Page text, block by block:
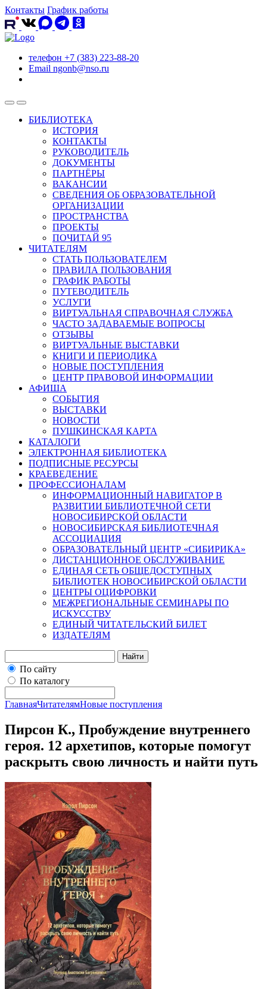
Контакты График работы
телефон +7 (383) 223-88-20
Email ngonb@nso.ru
БИБЛИОТЕКА
ИСТОРИЯ
КОНТАКТЫ
РУКОВОДИТЕЛЬ
ДОКУМЕНТЫ
ПАРТНЁРЫ
ВАКАНСИИ
СВЕДЕНИЯ ОБ ОБРАЗОВАТЕЛЬНОЙ
ОРГАНИЗАЦИИ
ПРОСТРАНСТВА
ПРОЕКТЫ
ПОЧИТАЙ 95
ЧИТАТЕЛЯМ
СТАТЬ ПОЛЬЗОВАТЕЛЕМ
ПРАВИЛА ПОЛЬЗОВАНИЯ
ГРАФИК РАБОТЫ
ПУТЕВОДИТЕЛЬ
УСЛУГИ
ВИРТУАЛЬНАЯ СПРАВОЧНАЯ СЛУЖБА
ЧАСТО ЗАДАВАЕМЫЕ ВОПРОСЫ
ОТЗЫВЫ
ВИРТУАЛЬНЫЕ ВЫСТАВКИ
КНИГИ И ПЕРИОДИКА
НОВЫЕ ПОСТУПЛЕНИЯ
ЦЕНТР ПРАВОВОЙ ИНФОРМАЦИИ
АФИША
СОБЫТИЯ
ВЫСТАВКИ
НОВОСТИ
ПУШКИНСКАЯ КАРТА
КАТАЛОГИ
ЭЛЕКТРОННАЯ БИБЛИОТЕКА
ПОДПИСНЫЕ РЕСУРСЫ
КРАЕВЕДЕНИЕ
ПРОФЕССИОНАЛАМ
ИНФОРМАЦИОННЫЙ НАВИГАТОР В
РАЗВИТИИ БИБЛИОТЕЧНОЙ СЕТИ
НОВОСИБИРСКОЙ ОБЛАСТИ
НОВОСИБИРСКАЯ БИБЛИОТЕЧНАЯ
АССОЦИАЦИЯ
ОБРАЗОВАТЕЛЬНЫЙ ЦЕНТР «СИБИРИКА»
ДИСТАНЦИОННОЕ ОБСЛУЖИВАНИЕ
ЕДИНАЯ СЕТЬ ОБЩЕДОСТУПНЫХ
БИБЛИОТЕК НОВОСИБИРСКОЙ ОБЛАСТИ
ЦЕНТРЫ ОЦИФРОВКИ
МЕЖРЕГИОНАЛЬНЫЕ СЕМИНАРЫ ПО
ИСКУССТВУ
ЕДИНЫЙ ЧИТАТЕЛЬСКИЙ БИЛЕТ
ИЗДАТЕЛЯМ
Найти
По сайту
По каталогу
ГлавнаяЧитателямНовые поступления
Пирсон К., Пробуждение внутреннего
героя. 12 архетипов, которые помогут
раскрыть свою личность и найти путь